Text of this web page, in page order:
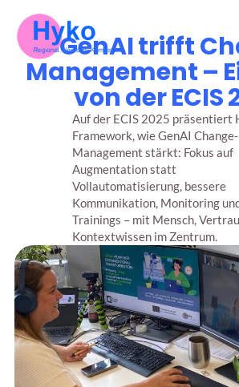
GenAI trifft
Management –
von der ECIS
Auf der ECIS 2025 präsentiert
Framework, wie GenAI Change-
Management stärkt: Fokus auf
Augmentation statt
Vollautomatisierung, bessere
Kommunikation, Monitoring
Trainings – mit Mensch,
Kontextwissen im Zentrum.